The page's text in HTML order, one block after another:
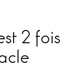
2 fois